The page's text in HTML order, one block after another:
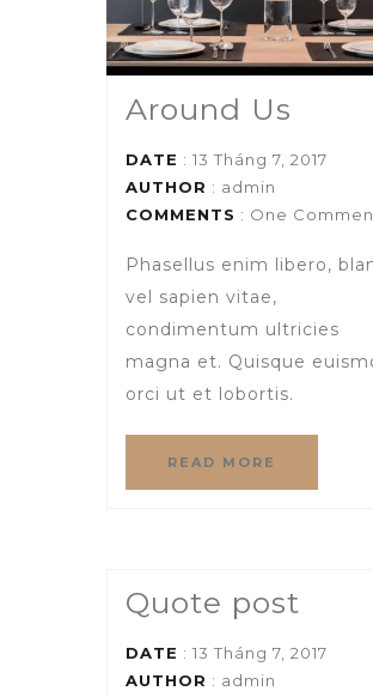
Around Us
DATE : 13 Tháng 7, 2017
AUTHOR : admin
COMMENTS : One
Phasellus enim libero,
vel sapien vitae,
condimentum ultricies
magna et. Quisque
orci ut et lobortis.
READ MORE
Quote post
DATE : 13 Tháng 7, 2017
AUTHOR : admin